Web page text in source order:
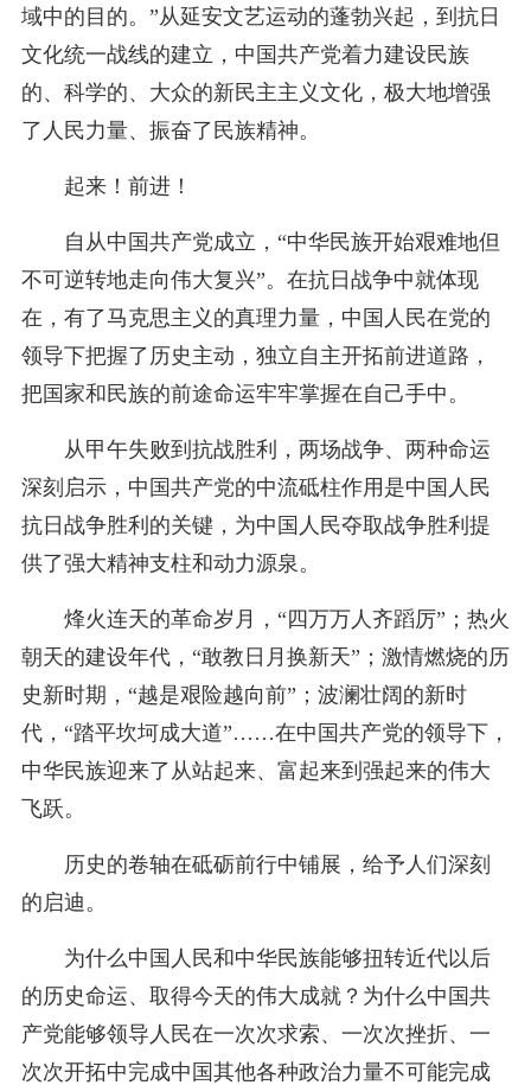
域中的目的。”从延安文艺运动的蓬勃兴起，到抗日
文化统一战线的建立，中国共产党着力建设民族
的、科学的、大众的新民主主义文化，极大地增强
了人民力量、振奋了民族精神。
起来！前进！
自从中国共产党成立，“中华民族开始艰难地但
不可逆转地走向伟大复兴”。在抗日战争中就体现
在，有了马克思主义的真理力量，中国人民在党的
领导下把握了历史主动，独立自主开拓前进道路，
把国家和民族的前途命运牢牢掌握在自己手中。
从甲午失败到抗战胜利，两场战争、两种命运
深刻启示，中国共产党的中流砥柱作用是中国人民
抗日战争胜利的关键，为中国人民夺取战争胜利提
供了强大精神支柱和动力源泉。
烽火连天的革命岁月，“四万万人齐蹈厉”；热火
朝天的建设年代，“敢教日月换新天”；激情燃烧的历
史新时期，“越是艰险越向前”；波澜壮阔的新时
代，“踏平坎坷成大道”……在中国共产党的领导下，
中华民族迎来了从站起来、富起来到强起来的伟大
飞跃。
历史的卷轴在砥砺前行中铺展，给予人们深刻
的启迪。
为什么中国人民和中华民族能够扭转近代以后
的历史命运、取得今天的伟大成就？为什么中国共
产党能够领导人民在一次次求索、一次次挫折、一
次次开拓中完成中国其他各种政治力量不可能完成